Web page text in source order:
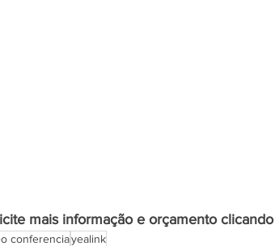
mais informação e orçamento clicando
conferenciayealink